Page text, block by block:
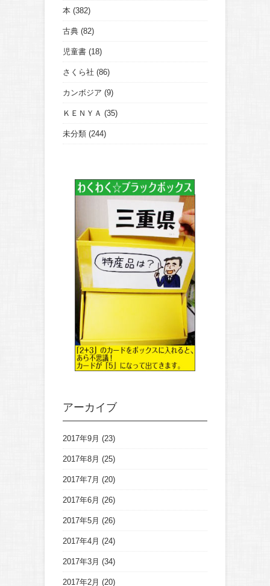
本 (382)
古典 (82)
児童書 (18)
さくら社 (86)
カンボジア (9)
ＫＥＮＹＡ (35)
未分類 (244)
アーカイブ
2017年9月 (23)
2017年8月 (25)
2017年7月 (20)
2017年6月 (26)
2017年5月 (26)
2017年4月 (24)
2017年3月 (34)
2017年2月 (20)